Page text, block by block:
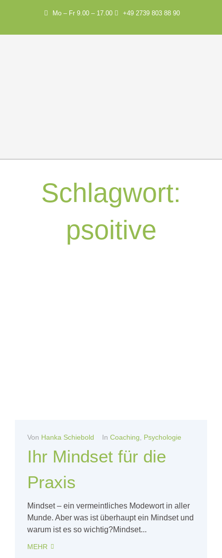
Mo – Fr 9.00 – 17.00 +49 2739 803 88 90
Schlagwort:
psoitive
Von Hanka Schiebold In Coaching Psychologie
Ihr Mindset für die
Praxis
Mindset – ein vermeintliches Modewort in aller
Munde. Aber was ist überhaupt ein Mindset und
warum ist es so wichtig?Mindset...
MEHR